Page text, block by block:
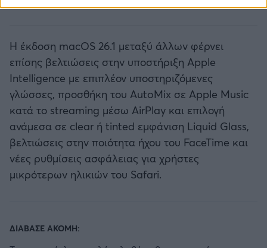
Η έκδοση macOS 26.1 μεταξύ άλλων φέρνει
επίσης βελτιώσεις στην υποστήριξη Apple
Intelligence με επιπλέον υποστηριζόμενες
γλώσσες, προσθήκη του AutoMix σε Apple Music
κατά το streaming μέσω AirPlay και επιλογή
ανάμεσα σε clear ή tinted εμφάνιση Liquid Glass,
βελτιώσεις στην ποιότητα ήχου του FaceTime και
νέες ρυθμίσεις ασφάλειας για χρήστες
μικρότερων ηλικιών του Safari.
ΔΙΑΒΑΣΕ ΑΚΟΜΗ: